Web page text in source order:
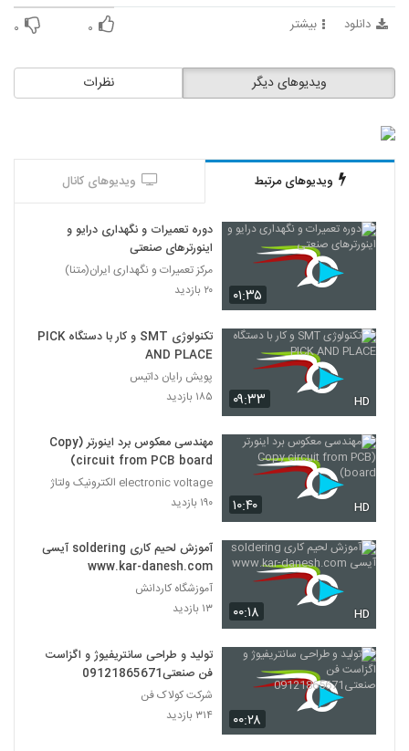
دانلود بیشتر ۰ ۰
نظرات ویدیوهای دیگر
ویدیوهای مرتبط ویدیوهای کانال
۰۱:۳۵
دوره تعمیرات و نگهداری درایو و
اینورترهای صنعتی
مرکز تعمیرات و نگهداری ایران(متنا)
۲۰ بازدید
۰۹:۳۳ HD
تکنولوژی SMT و کار با دستگاه PICK
AND PLACE
پویش رایان داتیس
۱۸۵ بازدید
۱۰:۴۰ HD
مهندسی معکوس برد اینورتر (Copy
circuit from PCB board)
electronic voltage الکترونیک ولتاژ
۱۹۰ بازدید
۰۰:۱۸ HD
آموزش لحیم کاری soldering آیسی
www.kar-danesh.com
آموزشگاه کاردانش
۱۳ بازدید
۰۰:۲۸
تولید و طراحی سانتریفیوژ و اگزاست
فن صنعتی09121865671
شرکت کولاک فن
۳۱۴ بازدید